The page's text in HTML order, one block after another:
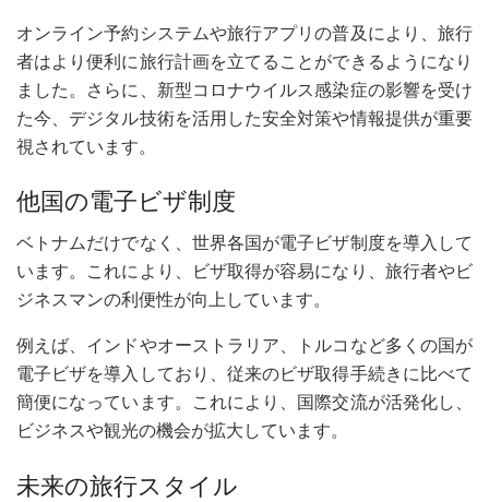
オンライン予約システムや旅行アプリの普及により、旅行
者はより便利に旅行計画を立てることができるようになり
ました。さらに、新型コロナウイルス感染症の影響を受け
た今、デジタル技術を活用した安全対策や情報提供が重要
視されています。
他国の電子ビザ制度
ベトナムだけでなく、世界各国が電子ビザ制度を導入して
います。これにより、ビザ取得が容易になり、旅行者やビ
ジネスマンの利便性が向上しています。
例えば、インドやオーストラリア、トルコなど多くの国が
電子ビザを導入しており、従来のビザ取得手続きに比べて
簡便になっています。これにより、国際交流が活発化し、
ビジネスや観光の機会が拡大しています。
未来の旅行スタイル